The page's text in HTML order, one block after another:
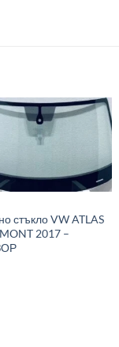
стъкло VW ATLAS
2017 –